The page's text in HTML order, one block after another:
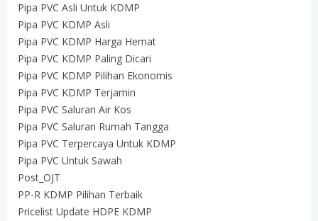
Pipa PVC Asli Untuk KDMP
Pipa PVC KDMP Asli
Pipa PVC KDMP Harga Hemat
Pipa PVC KDMP Paling Dicari
Pipa PVC KDMP Pilihan Ekonomis
Pipa PVC KDMP Terjamin
Pipa PVC Saluran Air Kos
Pipa PVC Saluran Rumah Tangga
Pipa PVC Terpercaya Untuk KDMP
Pipa PVC Untuk Sawah
Post_OJT
PP-R KDMP Pilihan Terbaik
Pricelist Update HDPE KDMP